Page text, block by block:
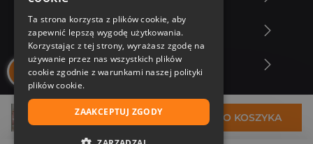
27,00 zł DO KOSZYKA
Nasza oferta
Nasi autorzy
Ta strona korzysta z plików cookie, aby
zapewnić lepszą wygodę użytkowania.
Korzystając z tej strony, wyrażasz zgodę na
używanie przez nas wszystkich plików
cookie zgodnie z warunkami naszej polityki
plików cookie.
ZAAKCEPTUJ ZGODY